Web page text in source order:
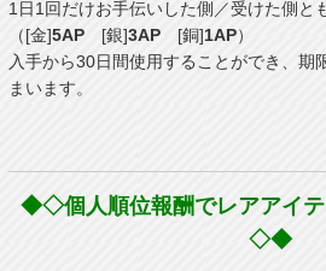
1日1回だけお手伝いした側／受けた側と
（[金]5AP [銀]3AP [銅]1AP）
入手から30日間使用することができ、期
まいます。
◆◇個人順位報酬でレアアイテ
◇◆